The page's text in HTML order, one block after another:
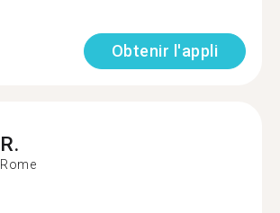
Obtenir l'appli
R.
Rome